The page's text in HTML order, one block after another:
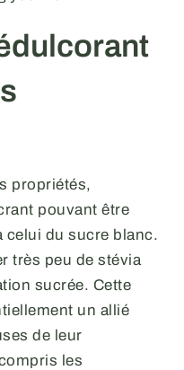
propriétés,
pouvant être
celui du sucre blanc.
très peu de stévia
sucrée. Cette
un allié
de leur
les